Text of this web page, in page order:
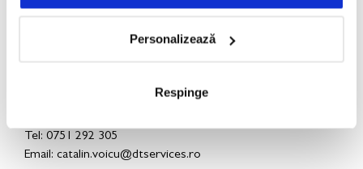
Personalizează
Respinge
Email: dragos.barbulescu@dtservices.ro
PIESE DE SCHIMB
Tel: 0751 292 305
Email: catalin.voicu@dtservices.ro